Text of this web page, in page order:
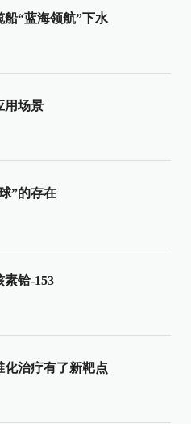
船“蓝海领航”下水
用场景
”的存在
铪-153
治疗有了新靶点